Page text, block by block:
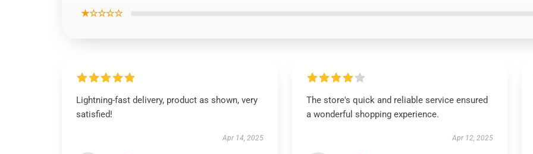
★☆☆☆☆
Lightning-fast delivery, product as shown, very
satisfied!
Apr 14, 2025
The store's quick and reliable service ensured
a wonderful shopping experience.
Apr 12, 2025